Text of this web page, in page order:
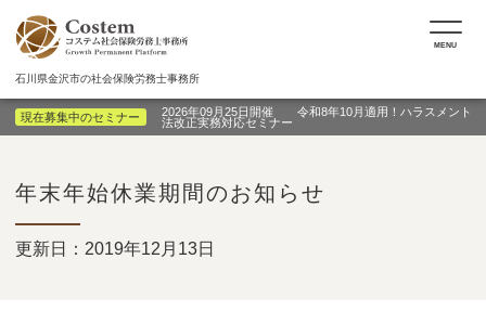
石川県金沢市の社会保険労務士事務所
MENU
現在募集中のセミナー
2026年09月25日開催 令和8年10月適用！ハラスメント
法改正実務対応セミナー
年末年始休業期間のお知らせ
更新日：2019年12月13日